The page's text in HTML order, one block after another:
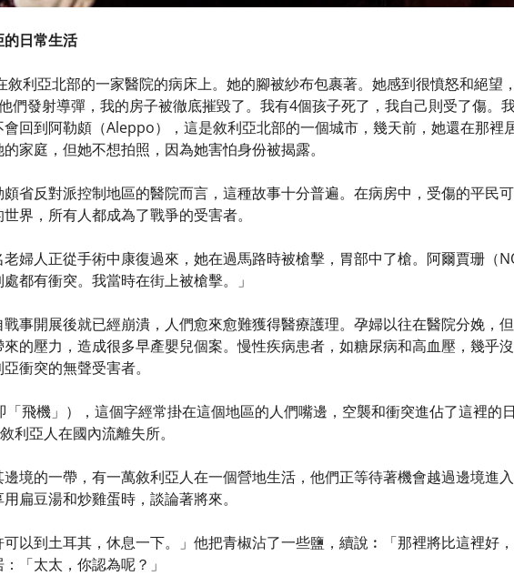
日常生活
敘利亞北部的一家醫院的病床上。她的腳被紗布包裹著。她感到很憤怒和絕望
們發射導彈，我的房子被徹底摧毀了。我有4個孩子死了，我自己則受了傷。
回到阿勒頗（Aleppo），這是敘利亞北部的一個城市，幾天前，她還在那裡
家庭，但她不想拍照，因為她害怕身份被揭露。
省反對派控制地區的醫院而言，這種故事十分普遍。在病房中，受傷的平民
界，所有人都成為了戰爭的受害者。
婦人正從手術中康復過來，她在過馬路時被槍擊，胃部中了槍。阿爾賈珊（
都有衝突。我當時在街上被槍擊。」
事開展後就已經崩潰，人們愈來愈難獲得醫療護理。孕婦以往在醫院分娩，
的壓力，造成很多早產嬰兒個案。慢性疾病患者，如糖尿病和高血壓，幾乎
衝突的無聲受害者。
飛機」），這個字經常掛在這個地區的人們嘴邊，空襲和衝突進佔了這裡的
利亞人在國內流離失所。
境的一帶，有一萬敘利亞人在一個營地生活，他們正等待著機會越過邊境進
扁豆湯和炒雞蛋時，談論著將來。
以到土耳其，休息一下。」他把青椒沾了一些鹽，續說︰「那裡將比這裡好
「太太，你認為呢？」